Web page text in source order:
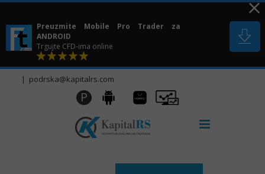
Skip
content
Preuzmite Mobile Pro Trader za
ANDROID
Trgujte CFD-ima online
| podrska@kapitalrs.com
P Android
Huawei
AppGallery
Pro
Trader